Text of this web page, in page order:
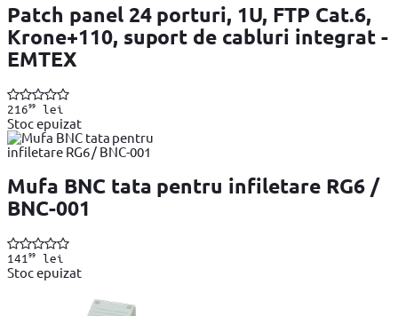
Patch panel 24 porturi, 1U, FTP Cat.6,
Krone+110, suport de cabluri integrat -
EMTEX
21699lei
Stoc epuizat
Mufa BNC tata pentru infiletare RG6 /
BNC-001
141 99lei
Stoc epuizat